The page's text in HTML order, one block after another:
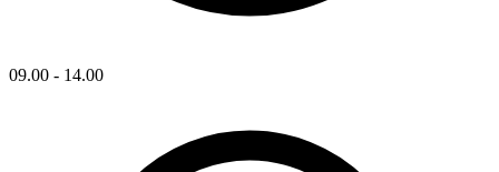
09.00 - 14.00